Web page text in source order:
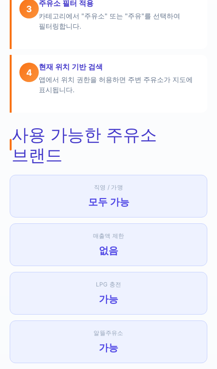
3
주유소 필터 적용
카테고리에서 "주유소" 또는 "주유"를 선택하여
필터링합니다.
4
현재 위치 기반 검색
앱에서 위치 권한을 허용하면 주변 주유소가 지도에
표시됩니다.
사용 가능한 주유소
브랜드
직영 / 가맹
모두 가능
매출액 제한
없음
LPG 충전
가능
알뜰주유소
가능